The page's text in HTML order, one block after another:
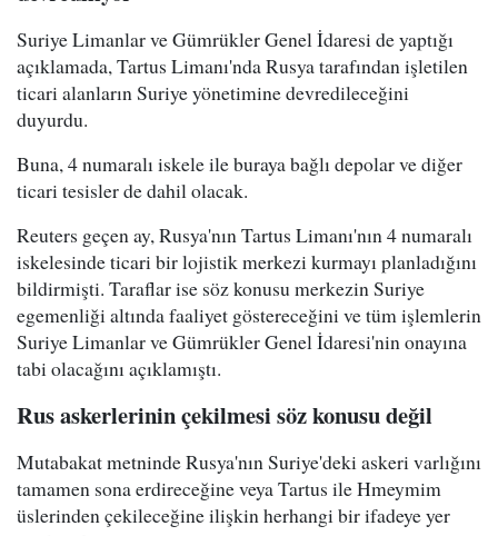
Suriye Limanlar ve Gümrükler Genel İdaresi de yaptığı
açıklamada, Tartus Limanı'nda Rusya tarafından işletilen
ticari alanların Suriye yönetimine devredileceğini
duyurdu.
Buna, 4 numaralı iskele ile buraya bağlı depolar ve diğer
ticari tesisler de dahil olacak.
Reuters geçen ay, Rusya'nın Tartus Limanı'nın 4 numaralı
iskelesinde ticari bir lojistik merkezi kurmayı planladığını
bildirmişti. Taraflar ise söz konusu merkezin Suriye
egemenliği altında faaliyet göstereceğini ve tüm işlemlerin
Suriye Limanlar ve Gümrükler Genel İdaresi'nin onayına
tabi olacağını açıklamıştı.
Rus askerlerinin çekilmesi söz konusu değil
Mutabakat metninde Rusya'nın Suriye'deki askeri varlığını
tamamen sona erdireceğine veya Tartus ile Hmeymim
üslerinden çekileceğine ilişkin herhangi bir ifadeye yer